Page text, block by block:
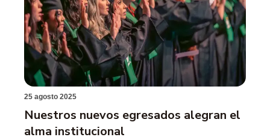
25 agosto 2025
Nuestros nuevos egresados alegran el
alma institucional